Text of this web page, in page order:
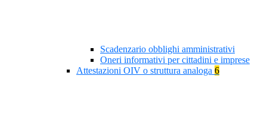
Scadenzario obblighi amministrativi
Oneri informativi per cittadini e imprese
Attestazioni OIV o struttura analoga 6